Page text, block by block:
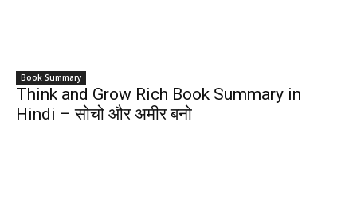
Book Summary
Think and Grow Rich Book Summary in
Hindi – सोचो और अमीर बनो